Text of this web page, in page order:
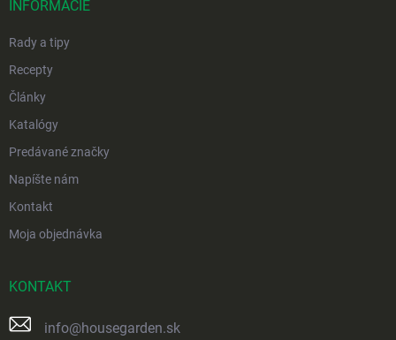
INFORMÁCIE
Rady a tipy
Recepty
Články
Katalógy
Predávané značky
Napíšte nám
Kontakt
Moja objednávka
KONTAKT
info@housegarden.sk